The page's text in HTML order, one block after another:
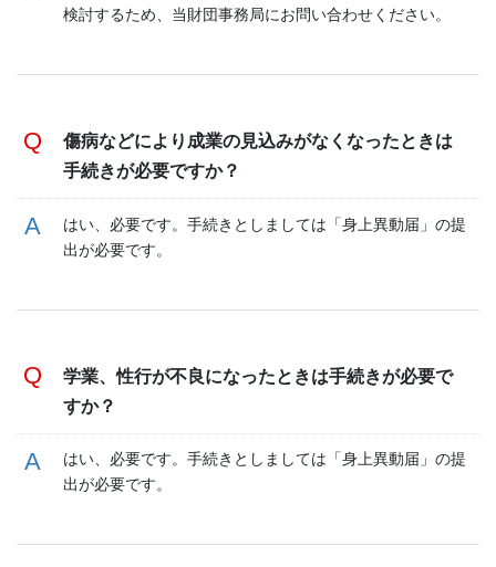
検討するため、当財団事務局にお問い合わせください。
傷病などにより成業の見込みがなくなったときは
手続きが必要ですか？
はい、必要です。手続きとしましては「身上異動届」の提
出が必要です。
学業、性行が不良になったときは手続きが必要で
すか？
はい、必要です。手続きとしましては「身上異動届」の提
出が必要です。